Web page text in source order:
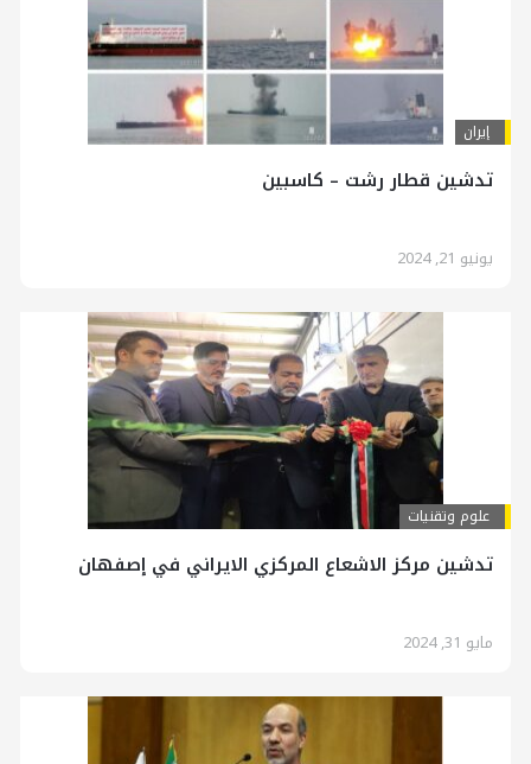
إيران
تدشين قطار رشت – كاسبين
يونيو 21, 2024
علوم وتقنيات
تدشين مركز الاشعاع المركزي الايراني في إصفهان
مايو 31, 2024